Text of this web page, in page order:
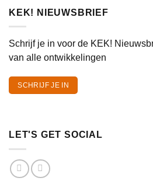
KEK! NIEUWSBRIEF
Schrijf je in voor de KEK!
van alle ontwikkelingen
SCHRIJF JE IN
LET'S GET SOCIAL